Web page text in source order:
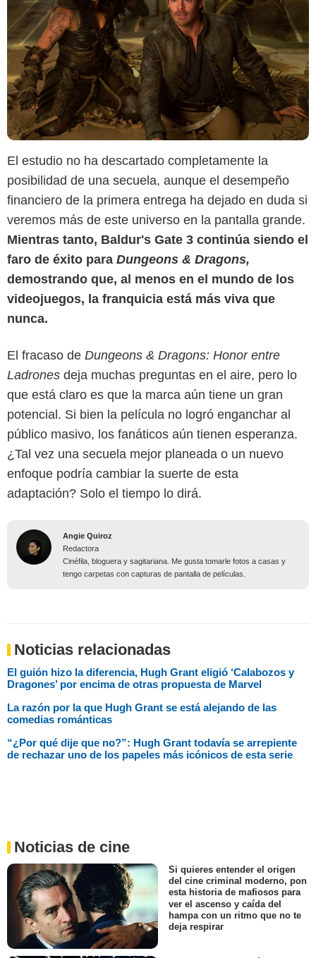
El estudio no ha descartado completamente la
posibilidad de una secuela, aunque el desempeño
financiero de la primera entrega ha dejado en duda si
veremos más de este universo en la pantalla grande.
Mientras tanto, Baldur's Gate 3 continúa siendo el
faro de éxito para Dungeons & Dragons,
demostrando que, al menos en el mundo de los
videojuegos, la franquicia está más viva que
nunca.
El fracaso de Dungeons & Dragons: Honor entre
Ladrones deja muchas preguntas en el aire, pero lo
que está claro es que la marca aún tiene un gran
potencial. Si bien la película no logró enganchar al
público masivo, los fanáticos aún tienen esperanza.
¿Tal vez una secuela mejor planeada o un nuevo
enfoque podría cambiar la suerte de esta
adaptación? Solo el tiempo lo dirá.
Angie Quiroz
Redactora
Cinéfila, bloguera y sagitariana. Me gusta tomarle fotos a casas y
tengo carpetas con capturas de pantalla de películas.
Noticias relacionadas
El guión hizo la diferencia, Hugh Grant eligió ‘Calabozos y
Dragones’ por encima de otras propuesta de Marvel
La razón por la que Hugh Grant se está alejando de las
comedias románticas
“¿Por qué dije que no?”: Hugh Grant todavía se arrepiente
de rechazar uno de los papeles más icónicos de esta serie
Noticias de cine
Si quieres entender el origen
del cine criminal moderno, pon
esta historia de mafiosos para
ver el ascenso y caída del
hampa con un ritmo que no te
deja respirar